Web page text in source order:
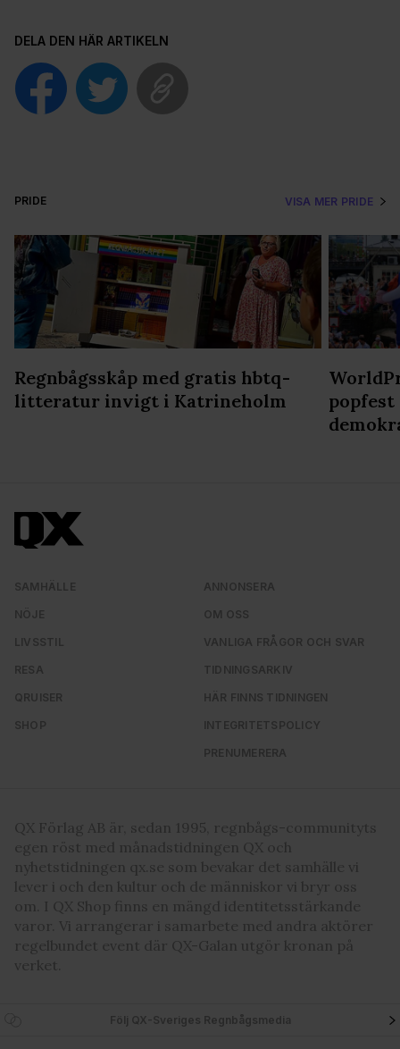
DELA DEN HÄR ARTIKELN
PRIDE VISA MER PRIDE
Regnbågsskåp med gratis hbtq-
litteratur invigt i Katrineholm
SAMHÄLLE
NÖJE
LIVSSTIL
RESA
QRUISER
SHOP
ANNONSERA
OM OSS
VANLIGA FRÅGOR OCH SVAR
TIDNINGSARKIV
HÄR FINNS TIDNINGEN
INTEGRITETSPOLICY
PRENUMERERA
QX Förlag AB är, sedan 1995, regnbågs-communityts
egen röst med månadstidningen QX och
nyhetstidningen qx.se som bevakar det samhälle vi
lever i och den kultur och de människor vi bryr oss
om. I QX Shop finns en mängd identitetsstärkande
varor. Vi arrangerar i samarbete med andra aktörer
regelbundet event där QX-Galan utgör kronan på
verket.
Följ QX-Sveriges Regnbågsmedia